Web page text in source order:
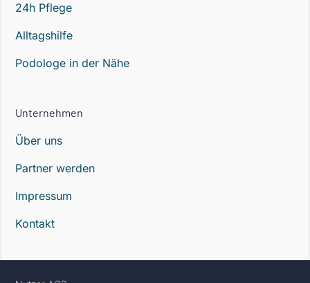
24h Pflege
Alltagshilfe
Podologe in der Nähe
Unternehmen
Über uns
Partner werden
Impressum
Kontakt